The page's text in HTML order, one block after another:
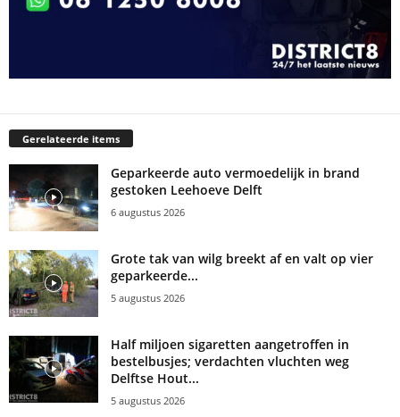
Gerelateerde items
Geparkeerde auto vermoedelijk in brand
gestoken Leehoeve Delft
6 augustus 2026
Grote tak van wilg breekt af en valt op vier
geparkeerde...
5 augustus 2026
Half miljoen sigaretten aangetroffen in
bestelbusjes; verdachten vluchten weg
Delftse Hout...
5 augustus 2026